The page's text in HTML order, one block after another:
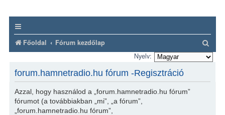
Főoldal Fórum kezdőlap
e
e
Nyelv:
forum.hamnetradio.hu fórum -Regisztráció
Azzal, hogy használod a „forum.hamnetradio.hu fórum”
fórumot (a továbbiakban „mi”, „a fórum”,
„forum.hamnetradio.hu fórum”,